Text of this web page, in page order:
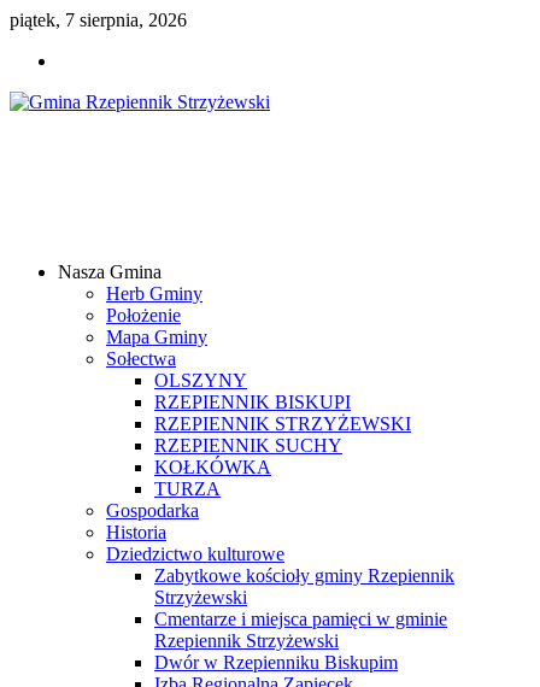
piątek, 7 sierpnia, 2026
Samorządowy
Internetowy
Nasza Gmina
Herb Gminy
Położenie
Mapa Gminy
Sołectwa
OLSZYNY
RZEPIENNIK BISKUPI
RZEPIENNIK STRZYŻEWSKI
RZEPIENNIK SUCHY
KOŁKÓWKA
TURZA
Gospodarka
Historia
Dziedzictwo kulturowe
Zabytkowe kościoły gminy Rzepiennik
Strzyżewski
Cmentarze i miejsca pamięci w gminie
Rzepiennik Strzyżewski
Dwór w Rzepienniku Biskupim